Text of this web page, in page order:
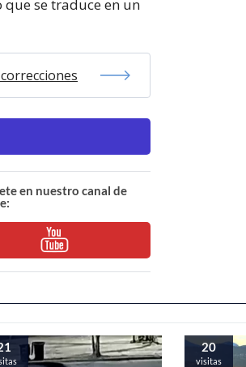
que se traduce en un
en nuestro canal de
20
visitas